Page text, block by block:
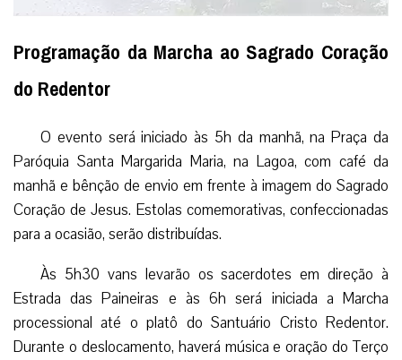
Programação da Marcha ao Sagrado Coração
do Redentor
O evento será iniciado às 5h da manhã, na Praça da
Paróquia Santa Margarida Maria, na Lagoa, com café da
manhã e bênção de envio em frente à imagem do Sagrado
Coração de Jesus. Estolas comemorativas, confeccionadas
para a ocasião, serão distribuídas.
Às 5h30 vans levarão os sacerdotes em direção à
Estrada das Paineiras e às 6h será iniciada a Marcha
processional até o platô do Santuário Cristo Redentor.
Durante o deslocamento, haverá música e oração do Terço